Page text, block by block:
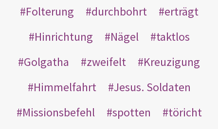
Folterung
durchbohrt
erträgt
Hinrichtung
Nägel
taktlos
Golgatha
zweifelt
Kreuzigung
Himmelfahrt
Jesus. Soldaten
Missionsbefehl
spotten
töricht